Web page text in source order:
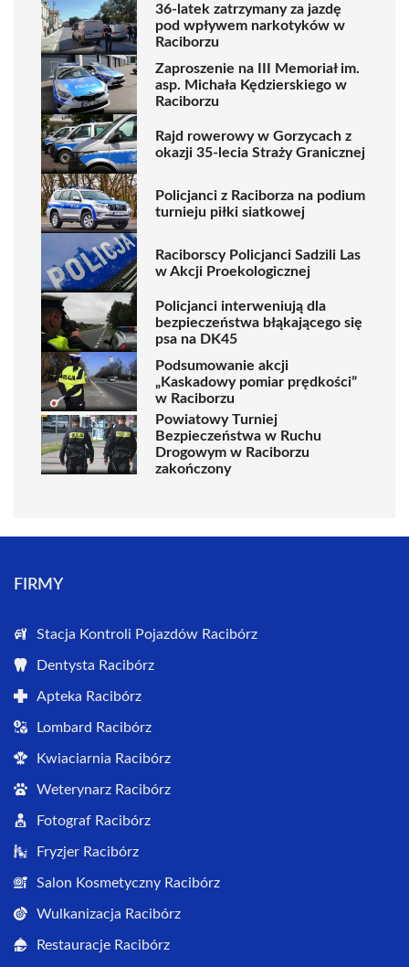
36-latek zatrzymany za jazdę
pod wpływem narkotyków w
Raciborzu
Zaproszenie na III Memoriał im.
asp. Michała Kędzierskiego w
Raciborzu
Rajd rowerowy w Gorzycach z
okazji 35-lecia Straży Granicznej
Policjanci z Raciborza na podium
turnieju piłki siatkowej
Raciborscy Policjanci Sadzili Las
w Akcji Proekologicznej
Policjanci interweniują dla
bezpieczeństwa błąkającego się
psa na DK45
Podsumowanie akcji
„Kaskadowy pomiar prędkości”
w Raciborzu
Powiatowy Turniej
Bezpieczeństwa w Ruchu
Drogowym w Raciborzu
zakończony
FIRMY
Stacja Kontroli Pojazdów Racibórz
Dentysta Racibórz
Apteka Racibórz
Lombard Racibórz
Kwiaciarnia Racibórz
Weterynarz Racibórz
Fotograf Racibórz
Fryzjer Racibórz
Salon Kosmetyczny Racibórz
Wulkanizacja Racibórz
Restauracje Racibórz